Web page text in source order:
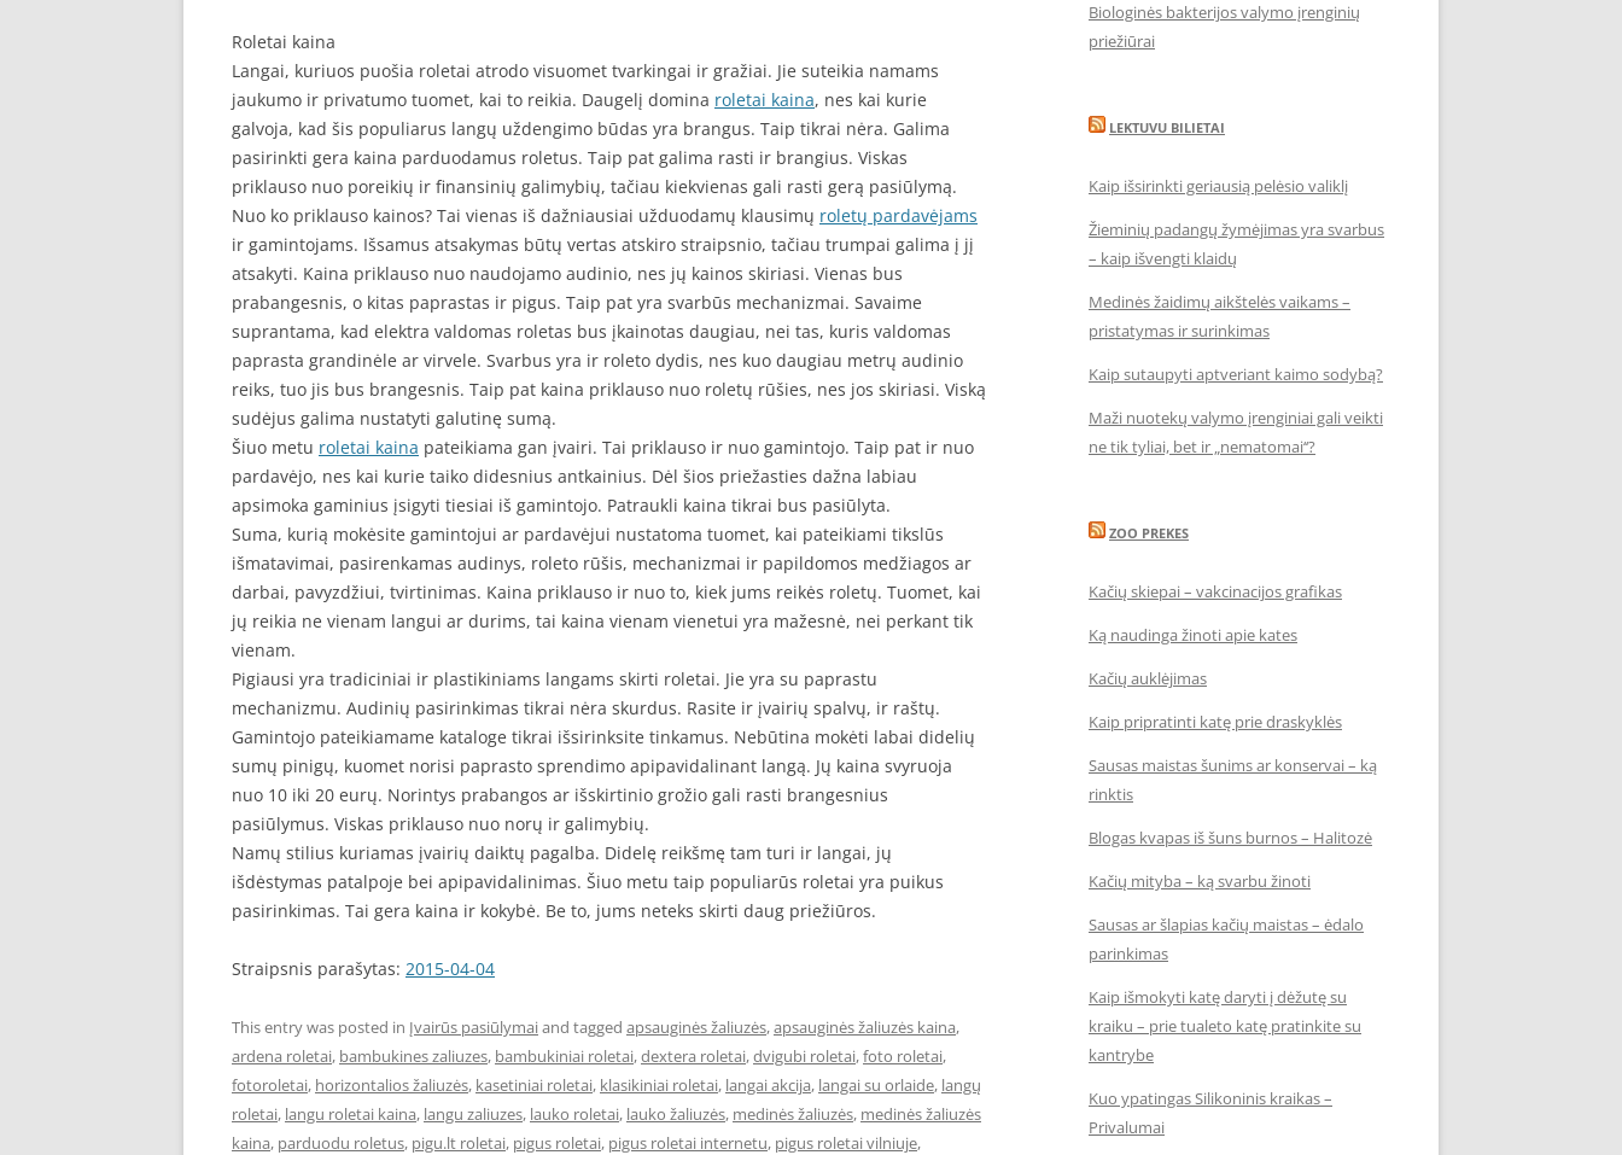
Roletai kaina
Langai, kuriuos puošia roletai atrodo visuomet tvarkingai ir gražiai. Jie suteikia namams
jaukumo ir privatumo tuomet, kai to reikia. Daugelį domina roletai kaina, nes kai kurie
galvoja, kad šis populiarus langų uždengimo būdas yra brangus. Taip tikrai nėra. Galima
pasirinkti gera kaina parduodamus roletus. Taip pat galima rasti ir brangius. Viskas
priklauso nuo poreikių ir finansinių galimybių, tačiau kiekvienas gali rasti gerą pasiūlymą.
Nuo ko priklauso kainos? Tai vienas iš dažniausiai užduodamų klausimų roletų pardavėjams
ir gamintojams. Išsamus atsakymas būtų vertas atskiro straipsnio, tačiau trumpai galima į jį
atsakyti. Kaina priklauso nuo naudojamo audinio, nes jų kainos skiriasi. Vienas bus
prabangesnis, o kitas paprastas ir pigus. Taip pat yra svarbūs mechanizmai. Savaime
suprantama, kad elektra valdomas roletas bus įkainotas daugiau, nei tas, kuris valdomas
paprasta grandinėle ar virvele. Svarbus yra ir roleto dydis, nes kuo daugiau metrų audinio
reiks, tuo jis bus brangesnis. Taip pat kaina priklauso nuo roletų rūšies, nes jos skiriasi. Viską
sudėjus galima nustatyti galutinę sumą.
Šiuo metu roletai kaina pateikiama gan įvairi. Tai priklauso ir nuo gamintojo. Taip pat ir nuo
pardavėjo, nes kai kurie taiko didesnius antkainius. Dėl šios priežasties dažna labiau
apsimoka gaminius įsigyti tiesiai iš gamintojo. Patraukli kaina tikrai bus pasiūlyta.
Suma, kurią mokėsite gamintojui ar pardavėjui nustatoma tuomet, kai pateikiami tikslūs
išmatavimai, pasirenkamas audinys, roleto rūšis, mechanizmai ir papildomos medžiagos ar
darbai, pavyzdžiui, tvirtinimas. Kaina priklauso ir nuo to, kiek jums reikės roletų. Tuomet, kai
jų reikia ne vienam langui ar durims, tai kaina vienam vienetui yra mažesnė, nei perkant tik
vienam.
Pigiausi yra tradiciniai ir plastikiniams langams skirti roletai. Jie yra su paprastu
mechanizmu. Audinių pasirinkimas tikrai nėra skurdus. Rasite ir įvairių spalvų, ir raštų.
Gamintojo pateikiamame kataloge tikrai išsirinksite tinkamus. Nebūtina mokėti labai didelių
sumų pinigų, kuomet norisi paprasto sprendimo apipavidalinant langą. Jų kaina svyruoja
nuo 10 iki 20 eurų. Norintys prabangos ar išskirtinio grožio gali rasti brangesnius
pasiūlymus. Viskas priklauso nuo norų ir galimybių.
Namų stilius kuriamas įvairių daiktų pagalba. Didelę reikšmę tam turi ir langai, jų
išdėstymas patalpoje bei apipavidalinimas. Šiuo metu taip populiarūs roletai yra puikus
pasirinkimas. Tai gera kaina ir kokybė. Be to, jums neteks skirti daug priežiūros.
Straipsnis parašytas: 2015-04-04
This entry was posted in Įvairūs pasiūlymaiand tagged apsauginės žaliuzės,apsauginės žaliuzės kaina,
ardena roletai, bambukines zaliuzes, bambukiniai roletai,dextera roletai,dvigubi roletai,foto roletai,
fotoroletai, horizontalios žaliuzės, kasetiniai roletai, klasikiniai roletai, langai akcija, langai su orlaide, langų
roletai, langu roletai kaina, langu zaliuzes, lauko roletai, lauko žaliuzės, medinės žaliuzės, medinės žaliuzės
kaina, parduodu roletus, pigu.lt roletai, pigus roletai, pigus roletai internetu, pigus roletai vilniuje,
Biologinės bakterijos valymo įrenginių
priežiūrai
LEKTUVU BILIETAI
Kaip išsirinkti geriausią pelėsio valiklį
Žieminių padangų žymėjimas yra svarbus
– kaip išvengti klaidų
Medinės žaidimų aikštelės vaikams –
pristatymas ir surinkimas
Kaip sutaupyti aptveriant kaimo sodybą?
Maži nuotekų valymo įrenginiai gali veikti
ne tik tyliai, bet ir „nematomai‘‘?
ZOO PREKES
Kačių skiepai – vakcinacijos grafikas
Ką naudinga žinoti apie kates
Kačių auklėjimas
Kaip pripratinti katę prie draskyklės
Sausas maistas šunims ar konservai – ką
rinktis
Blogas kvapas iš šuns burnos – Halitozė
Kačių mityba – ką svarbu žinoti
Sausas ar šlapias kačių maistas – ėdalo
parinkimas
Kaip išmokyti katę daryti į dėžutę su
kraiku – prie tualeto katę pratinkite su
kantrybe
Kuo ypatingas Silikoninis kraikas –
Privalumai